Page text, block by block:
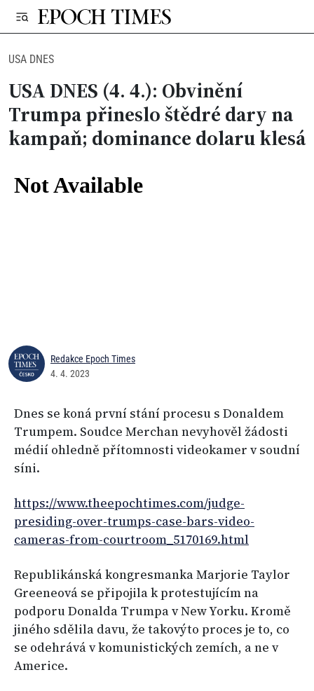
USA DNES
USA DNES (4. 4.): Obvinění
Trumpa přineslo štědré dary na
kampaň; dominance dolaru klesá
Redakce Epoch Times
4. 4. 2023
Dnes se koná první stání procesu s Donaldem
Trumpem. Soudce Merchan nevyhověl žádosti
médií ohledně přítomnosti videokamer v soudní
síni.
https://www.theepochtimes.com/judge-
presiding-over-trumps-case-bars-video-
cameras-from-courtroom_5170169.html
Republikánská kongresmanka Marjorie Taylor
Greeneová se připojila k protestujícím na
podporu Donalda Trumpa v New Yorku. Kromě
jiného sdělila davu, že takovýto proces je to, co
se odehrává v komunistických zemích, a ne v
Americe.